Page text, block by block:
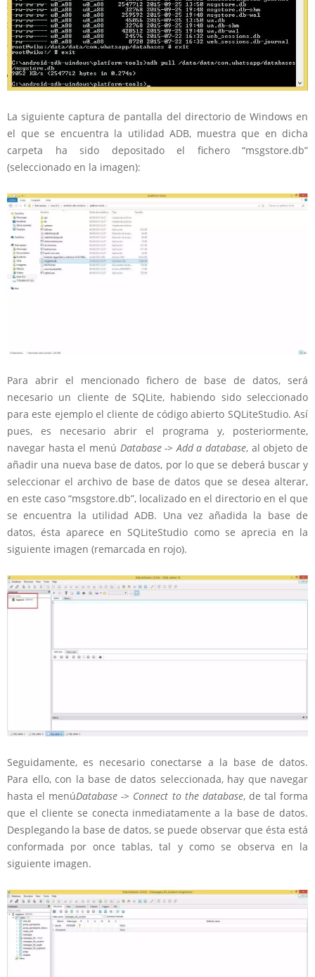
La siguiente captura de pantalla del directorio de Windows en
el que se encuentra la utilidad ADB, muestra que en dicha
carpeta ha sido depositado el fichero “msgstore.db”
(seleccionado en la imagen):
Para abrir el mencionado fichero de base de datos, será
necesario un cliente de SQLite, habiendo sido seleccionado
para este ejemplo el cliente de código abierto SQLiteStudio. Así
pues, es necesario abrir el programa y, posteriormente,
navegar hasta el menú Database -> Add a database, al objeto de
añadir una nueva base de datos, por lo que se deberá buscar y
seleccionar el archivo de base de datos que se desea alterar,
en este caso “msgstore.db”, localizado en el directorio en el que
se encuentra la utilidad ADB. Una vez añadida la base de
datos, ésta aparece en SQLiteStudio como se aprecia en la
siguiente imagen (remarcada en rojo).
Seguidamente, es necesario conectarse a la base de datos.
Para ello, con la base de datos seleccionada, hay que navegar
hasta el menúDatabase -> Connect to the database, de tal forma
que el cliente se conecta inmediatamente a la base de datos.
Desplegando la base de datos, se puede observar que ésta está
conformada por once tablas, tal y como se observa en la
siguiente imagen.